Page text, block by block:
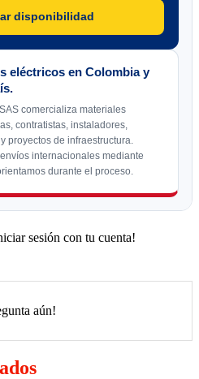
disponibilidad
eléctricos en Colombia y
comercializa materiales
contratistas, instaladores,
proyectos de infraestructura.
internacionales mediante
durante el proceso.
sesión con tu cuenta!
aún!